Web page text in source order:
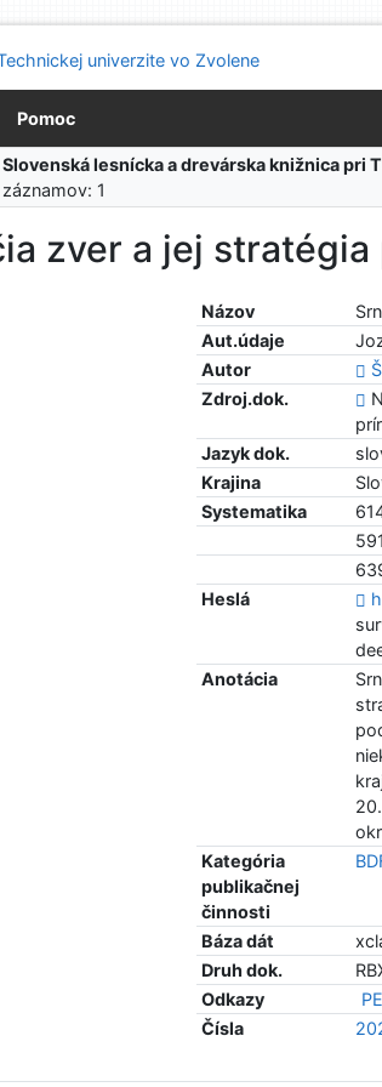
Pomoc
Slovenská lesnícka a drevárska knižnica pri
1
zver a jej
Názov
Aut.údaje
Autor
Zdroj.dok.
Jazyk dok.
Krajina
Systematika
Heslá
Anotácia
Kategória
publikačnej
činnosti
Báza dát
Druh dok.
Odkazy
Čísla